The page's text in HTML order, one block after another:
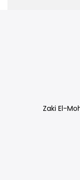
5 Zaki El-